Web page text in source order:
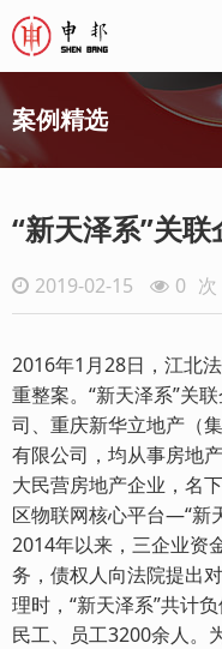
案例精选
“新天泽系”关
2019-02-15 0 次
2016年1月28日，江北
重整案。“新天泽系”关
司、重庆新华立地产（
有限公司，均从事房地
大民营房地产企业，名
区物联网核心平台—“新
2014年以来，三企业资
务，债权人向法院提出
理时，“新天泽系”共计
民工、员工3200余人。